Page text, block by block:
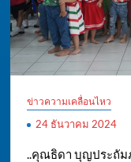
ข่าวความเคลื่อนไหว
24 ธันวาคม 2024
..คุณธิดา บุญประถั